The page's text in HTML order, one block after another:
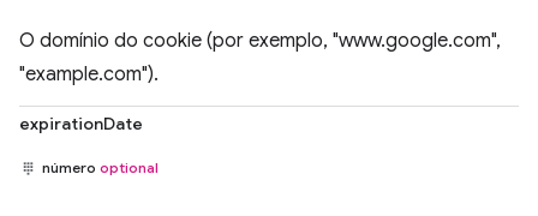
O domínio do cookie (por exemplo, "www.google.com",
"example.com").
expirationDate
número optional